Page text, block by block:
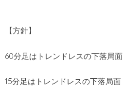
【方針】
60分足はトレンドレスの下落局面
15分足はトレンドレスの下落局面